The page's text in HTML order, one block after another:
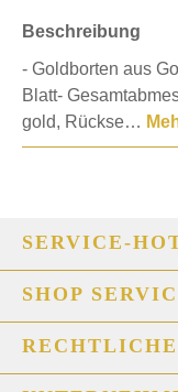
Beschreibung
- Goldborten aus
Blatt-
gold, Rückse…
SERVICE-
SHOP